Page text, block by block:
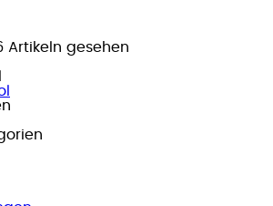
Artikeln gesehen